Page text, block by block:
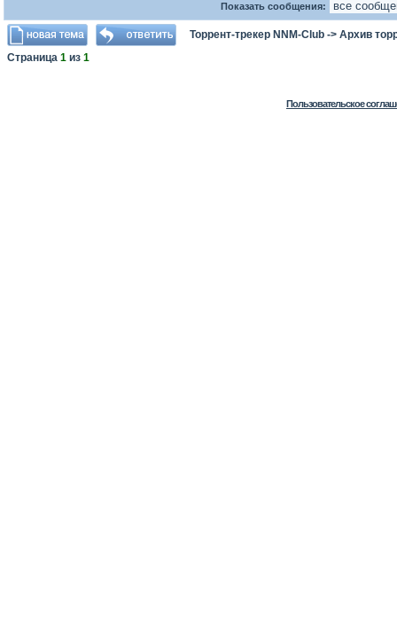
Показать сообщения:
Торрент-трекер NNM-Club -> Архив
Страница 1 из 1
Пользовательское